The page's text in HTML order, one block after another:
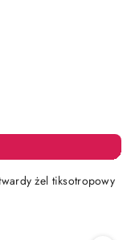
żel tiksotropowy